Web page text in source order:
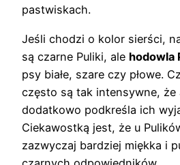
pastwiskach.
Jeśli chodzi o kolor sierści,
są czarne Puliki, ale hodowla
psy białe, szare czy płowe.
często są tak intensywne, że
dodatkowo podkreśla ich
Ciekawostką jest, że u
zazwyczaj bardziej miękka i